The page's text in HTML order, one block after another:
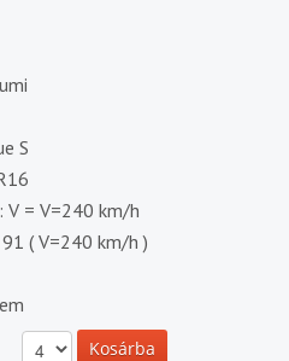
S
V = V=240 km/h
( V=240 km/h )